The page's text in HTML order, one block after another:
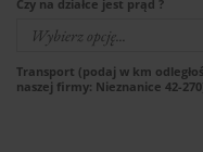
Czy na działce jest prąd ?
Transport (podaj w km
naszej firmy: Nieznanice 42-